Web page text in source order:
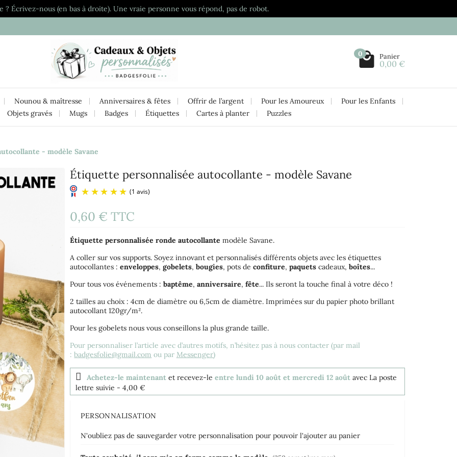
? Écrivez-nous (en bas à droite). Une vraie personne vous répond, pas de robot.
0 Panier
0,00 €
Nounou & maîtresse Anniversaires & fêtes Offrir de l’argent Pour les Amoureux
Pour les Enfants
Objets gravés
Mugs Badges Étiquettes Cartes à planter Puzzles
- modèle Savane
Étiquette personnalisée autocollante - modèle Savane
0,60 €TTC
Étiquettepersonnaliséeronde autocollante modèle Savane.
A coller sur vos supports. Soyez innovant et personnalisés différents objets avec les étiquettes
autocollantes :enveloppes,gobelets,bougies, pots deconfiture,paquets cadeaux,boîtes...
Pour tous vos événements :baptême,anniversaire,fête... Ils seront la touche final à votre déco !
2 tailles au choix : 4cm de diamètre ou 6,5cm de diamètre. Imprimées sur du papier photo brillant
autocollant 120gr/m².
Pour les gobelets nous vous conseillons la plus grande taille.
Pour personnaliser l’article avec d’autres motifs, n’hésitez pas à nous contacter (par mail
:badgesfolie@gmail.com ou par Messenger)
Achetez-le maintenant et recevez-leentre lundi 10 août et mercredi 12 août avec La poste
lettre suivie - 4,00 €
PERSONNALISATION
N'oubliez pas de sauvegarder votre personnalisation pour pouvoir l'ajouter au panier